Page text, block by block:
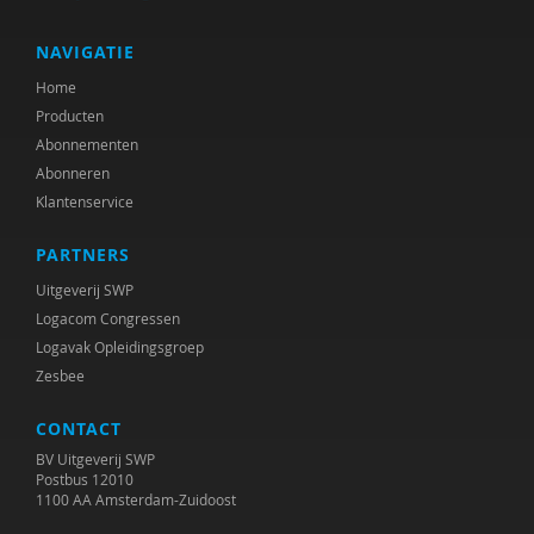
Anders Schinkel
Hans Schuman
Zuzanna Sękowska
Veronica Smits
Annemarie Tuzgöl-Broekhoven
Danielle van de Koot-Dees en
Anneke Vinke
Charlotte Visch
Paul Vlaardingerbroek
NAVIGATIE
Home
Producten
Abonnementen
Abonneren
Klantenservice
PARTNERS
Uitgeverij SWP
Logacom Congressen
Logavak Opleidingsgroep
Zesbee
CONTACT
BV Uitgeverij SWP
Postbus 12010
1100 AA Amsterdam-Zuidoost